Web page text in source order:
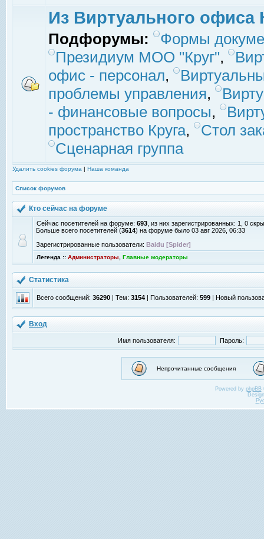
Из Виртуального офиса
Подфорумы:
Формы
Президиум МОО "Круг",
офис - персонал,
проблемы управления,
- финансовые вопросы,
пространство Круга,
Стол
Сценарная группа
Удалить cookies форума | Наша команда
Список форумов
Кто сейчас на форуме
Сейчас посетителей на форуме: 693 , из них зарегистрированных: 1, 0
Больше всего посетителей (3614) на форуме было 03 авг 2026, 06:33
Зарегистрированные пользователи: Baidu [Spider]
Легенда :: Администраторы Главные модераторы
Статистика
Всего сообщений: 36290 | Тем: 3154 | Пользователей: 599 | Новый
Вход
Имя пользователя: Пароль:
Непрочитанные сообщения
Powered by phpBB